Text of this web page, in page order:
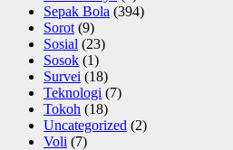
Sepak Bola (394)
Sorot (9)
Sosial (23)
Sosok (1)
Survei (18)
Teknologi (7)
Tokoh (18)
Uncategorized (2)
Voli (7)